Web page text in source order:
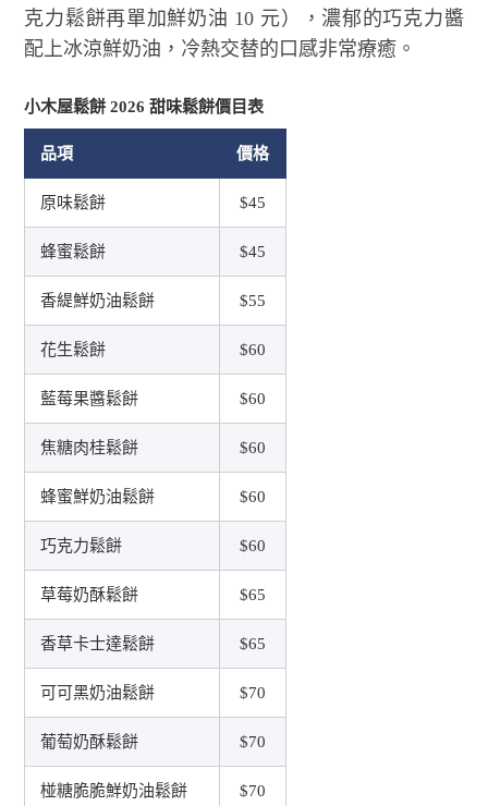
克力鬆餅再單加鮮奶油 10 元），濃郁的巧克力醬
配上冰涼鮮奶油，冷熱交替的口感非常療癒。
小木屋鬆餅 2026 甜味鬆餅價目表
品項 價格
原味鬆餅 $45
蜂蜜鬆餅 $45
香緹鮮奶油鬆餅 $55
花生鬆餅 $60
藍莓果醬鬆餅 $60
焦糖肉桂鬆餅 $60
蜂蜜鮮奶油鬆餅 $60
巧克力鬆餅 $60
草莓奶酥鬆餅 $65
香草卡士達鬆餅 $65
可可黑奶油鬆餅 $70
葡萄奶酥鬆餅 $70
椪糖脆脆鮮奶油鬆餅 $70